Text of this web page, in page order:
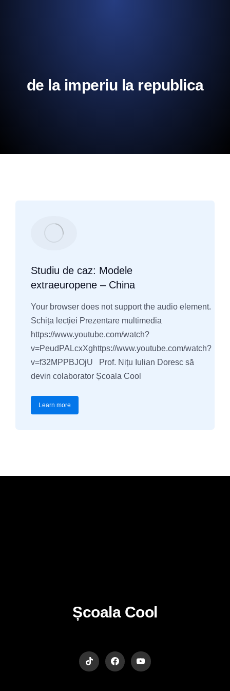
de la imperiu la republica
Studiu de caz: Modele
extraeuropene – China
Your browser does not support the audio element.
Schița lecției Prezentare multimedia
https://www.youtube.com/watch?
v=PeudPALcxXghttps://www.youtube.com/watch?
v=f32MPPBJOjU Prof. Nițu Iulian Doresc să
devin colaborator Școala Cool
Learn more
Școala Cool